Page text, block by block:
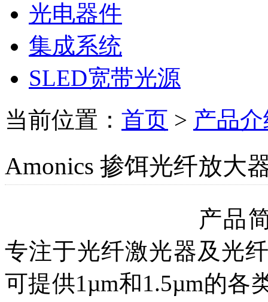
光电器件
集成系统
SLED宽带光源
当前位置： 首页 > 产品
Amonics 掺饵光纤放大
产品
专注于光纤激光器及光
可提供1µm和1.5µm的各